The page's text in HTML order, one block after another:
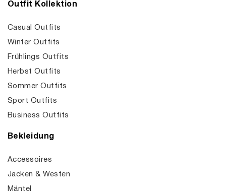
Outfit Kollektion
Casual Outfits
Winter Outfits
Frühlings Outfits
Herbst Outfits
Sommer Outfits
Sport Outfits
Business Outfits
Bekleidung
Accessoires
Jacken & Westen
Mäntel